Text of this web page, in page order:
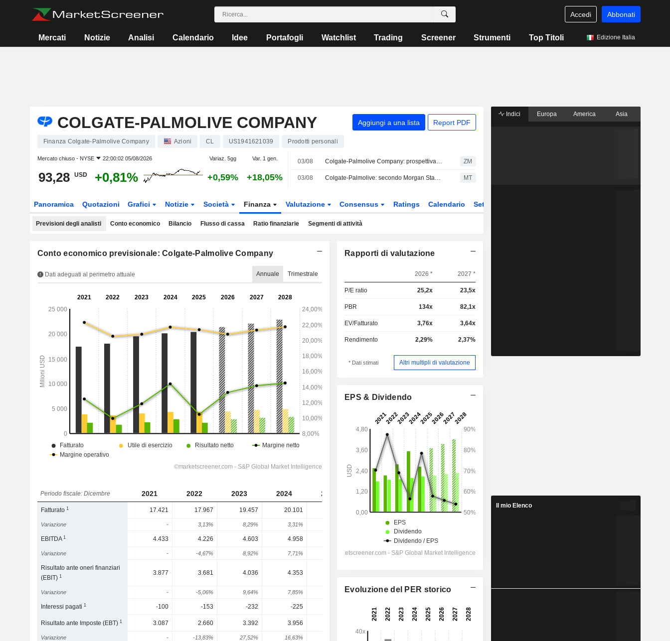
Accedi Abbonati
Mercati Notizie Analisi Calendario Idee Portafogli Watchlist Trading Screener Strumenti Top Titoli Edizione Italia
COLGATE-PALMOLIVE COMPANY Aggiungi a una lista Report PDF
Finanza Colgate-Palmolive Company Azioni CL US1941621039 Prodotti personali
Mercato chiuso - NYSE 22:00:02 05/08/2026 Variaz. 5gg Var. 1 gen.
93,28 USD +0,81% +0,59% +18,05%
03/08 Colgate-Palmolive Company: prospettiva positiva di UBS ZM
03/08 Colgate-Palmolive: secondo Morgan Stanley la crescita organica del fatturato tornerà al 3%-4% tra il secondo semestre 2026 e il 2027 MT
Panoramica Quotazioni Grafici Notizie Società Finanza Valutazione Consensus Ratings Calendario Settore
Previsioni degli analisti Conto economico Bilancio Flusso di cassa Ratio finanziarie Segmenti di attività
Conto economico previsionale: Colgate-Palmolive Company
Dati adeguati al perimetro attuale Annuale Trimestrale
Periodo fiscale: Dicembre 2021 2022 2023 2024 2025 2026 2027 2028
Fatturato1 17.421 17.967 19.457 20.101 21.401 22.060 22.837
Variazione - 3,13% 8,29% 3,31% 5%
EBITDA1 4.433 4.226 4.603 4.958 5.092 5.346
Variazione - -4,67% 8,92% 7,71% 0,38% 2,31% 4,98% 5,35%
Risultato ante oneri finanziari
(EBIT)1 3.877 3.681 4.036 4.353
Variazione - -5,06% 9,64% 7,85% -0,14% 2,13% 5,72%
Interessi pagati1 -100 -153 -232 -225 -190,1 -198,7 -205
Risultato ante Imposte (EBT)1 3.087 2.660 3.392 3.956 3.955 4.390 4.659
Variazione - -13,83% 27,52% 16,63% 29,29% 11,01%
Rapporti di valutazione
2026 * 2027 *
P/E ratio 25,2x 23,5x
PBR 134x 82,1x
EV/Fatturato 3,76x 3,64x
Rendimento 2,29% 2,37%
* Dati stimati Altri multipli di valutazione
EPS & Dividendo
Evoluzione del PER storico
Indici Europa America Asia
Il mio Elenco